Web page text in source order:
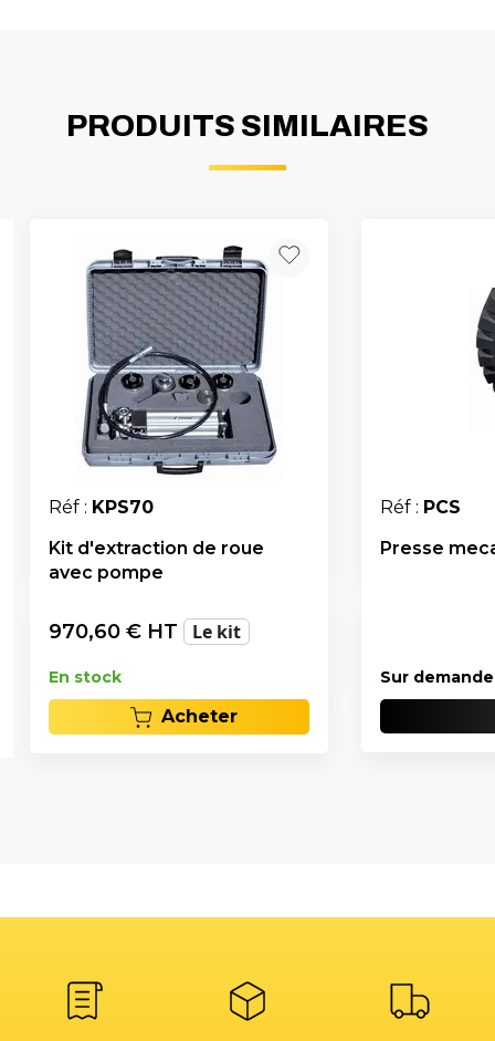
PRODUITS SIMILAIRES
Réf : KPS70
Kit d'extraction de roue
avec pompe
970,60 € HT Le kit
En stock
Acheter
Réf : PCS
Presse
Sur demande